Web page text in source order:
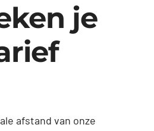
je
afstand van onze